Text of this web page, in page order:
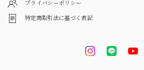
プライバシーポリシー
特定商取引法に基づく表記